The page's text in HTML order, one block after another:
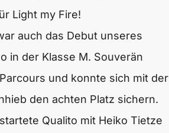
Light my Fire!
auch das Debut unseres
in der Klasse M. Souverän
und konnte sich mit der
den achten Platz sichern.
Qualito mit Heiko Tietze